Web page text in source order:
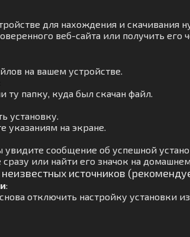
для нахождения и скачивания
веб-сайта или получить его
на вашем устройстве.
ту папку, куда был скачан файл.
установку.
указаниям на экране.
сообщение об успешной
или найти его значок на
источников
:
отключить настройку установки